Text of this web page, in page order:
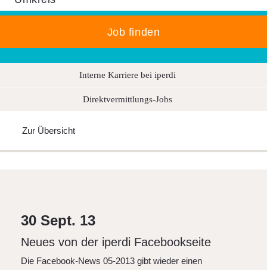
Interne Karriere bei iperdi
Direktvermittlungs-Jobs
Zur Übersicht
30 Sept. 13
Neues von der iperdi Facebookseite
Die Facebook-News 05-2013 gibt wieder einen
Das ist iperdi
Keyfacts und Management
Soziales Engagement
Impressum
Downloads
FAQ